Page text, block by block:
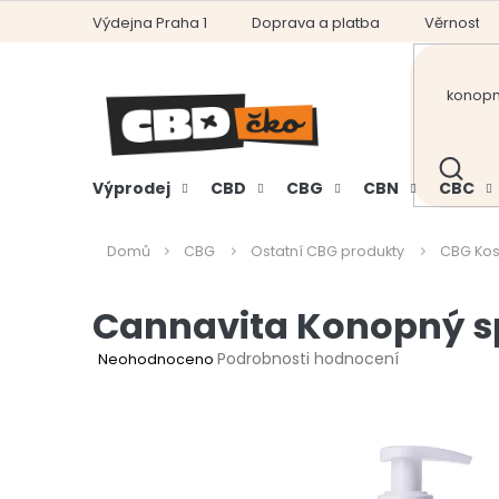
Výdejna Praha 1 Doprava a platba Věrnostní
HLEDAT
Výprodej CBD CBG CBN CBC
Domů CBG Ostatní CBG produkty CBG
Cannavita Konopný
Průměrné
Neohodnoceno Podrobnosti hodnocení